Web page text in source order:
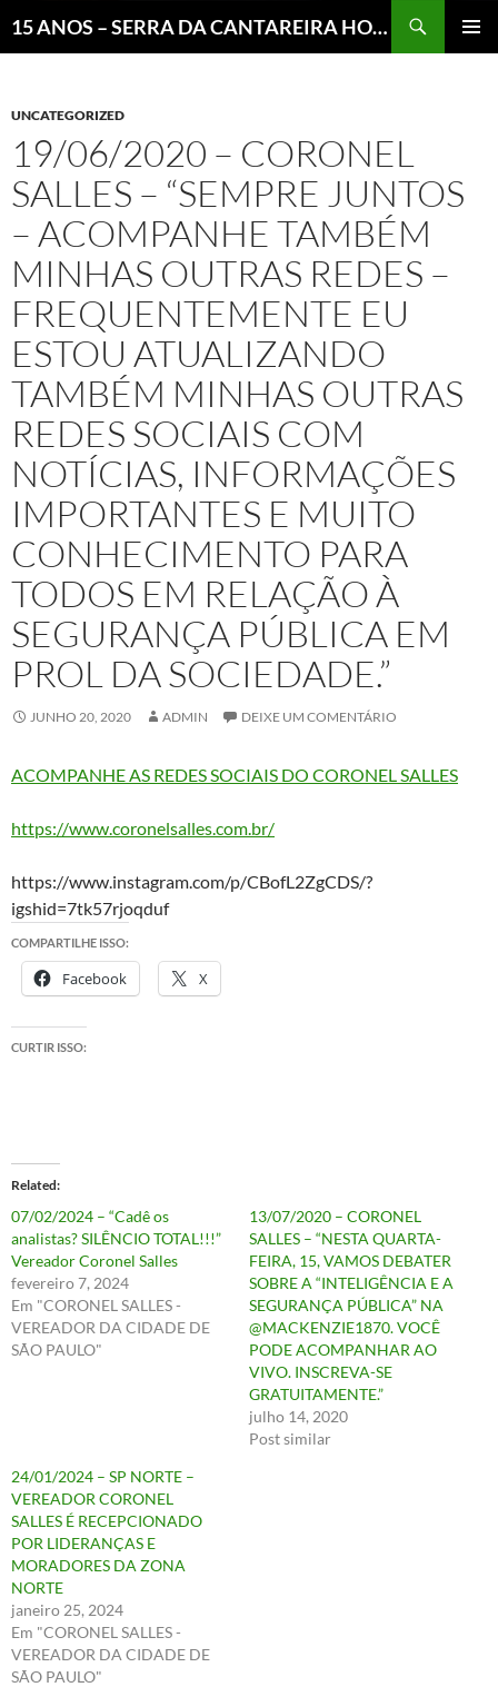
15 ANOS – SERRA DA CANTAREIRA HOJE E COTIDIANO DO BRASIL E DO MUNDO
UNCATEGORIZED
19/06/2020 – CORONEL
SALLES – “SEMPRE JUNTOS
– ACOMPANHE TAMBÉM
MINHAS OUTRAS REDES –
FREQUENTEMENTE EU
ESTOU ATUALIZANDO
TAMBÉM MINHAS OUTRAS
REDES SOCIAIS COM
NOTÍCIAS, INFORMAÇÕES
IMPORTANTES E MUITO
CONHECIMENTO PARA
TODOS EM RELAÇÃO À
SEGURANÇA PÚBLICA EM
PROL DA SOCIEDADE.”
JUNHO 20, 2020 ADMIN DEIXE UM COMENTÁRIO
ACOMPANHE AS REDES SOCIAIS DO CORONEL SALLES
https://www.coronelsalles.com.br/
https://www.instagram.com/p/CBofL2ZgCDS/?
igshid=7tk57rjoqduf
COMPARTILHE ISSO:
Facebook X
CURTIR ISSO:
Related
07/02/2024 – “Cadê os
analistas? SILÊNCIO TOTAL!!!”
Vereador Coronel Salles
fevereiro 7, 2024
Em "CORONEL SALLES -
VEREADOR DA CIDADE DE
SÃO PAULO"
13/07/2020 – CORONEL
SALLES – “NESTA QUARTA-
FEIRA, 15, VAMOS DEBATER
SOBRE A “INTELIGÊNCIA E A
SEGURANÇA PÚBLICA” NA
@MACKENZIE1870. VOCÊ
PODE ACOMPANHAR AO
VIVO. INSCREVA-SE
GRATUITAMENTE.”
julho 14, 2020
Post similar
24/01/2024 – SP NORTE –
VEREADOR CORONEL
SALLES É RECEPCIONADO
POR LIDERANÇAS E
MORADORES DA ZONA
NORTE
janeiro 25, 2024
Em "CORONEL SALLES -
VEREADOR DA CIDADE DE
SÃO PAULO"